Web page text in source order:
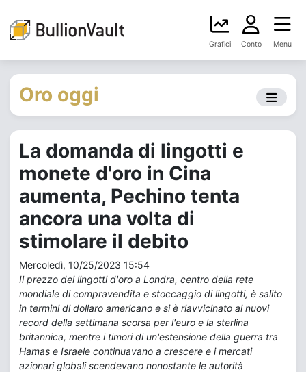
Grafici Conto Menu
Oro oggi
La domanda di lingotti e
monete d'oro in Cina
aumenta, Pechino tenta
ancora una volta di
stimolare il debito
Mercoledì, 10/25/2023 15:54
Il prezzo dei lingotti d'oro a Londra, centro della rete
mondiale di compravendita e stoccaggio di lingotti, è salito
in termini di dollaro americano e si è riavvicinato ai nuovi
record della settimana scorsa per l'euro e la sterlina
britannica, mentre i timori di un'estensione della guerra tra
Hamas e Israele continuavano a crescere e i mercati
azionari globali scendevano nonostante le autorità